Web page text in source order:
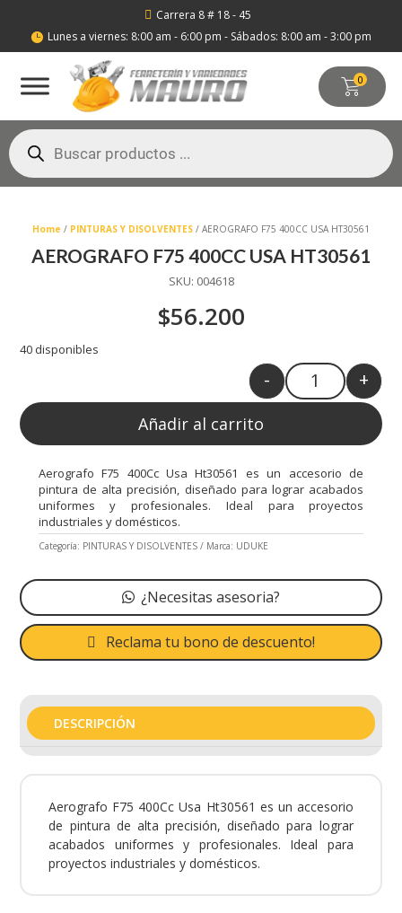
 Carrera 8 # 18 - 45
 Lunes a viernes: 8:00 am - 6:00 pm - Sábados: 8:00 am - 3:00 pm
0
Búsqueda
de
productos
Home / PINTURAS Y DISOLVENTES / AEROGRAFO F75 400CC USA HT30561
AEROGRAFO F75 400CC USA HT30561
SKU: 004618
$56.200
40 disponibles
Quantity
- +
Añadir al carrito
Aerografo F75 400Cc Usa Ht30561 es un accesorio de
pintura de alta precisión, diseñado para lograr acabados
uniformes y profesionales. Ideal para proyectos
industriales y domésticos.
Categoría: PINTURAS Y DISOLVENTES Marca: UDUKE
¿Necesitas asesoria?
Reclama tu bono de descuento!
DESCRIPCIÓN
Aerografo F75 400Cc Usa Ht30561 es un accesorio
de pintura de alta precisión, diseñado para lograr
acabados uniformes y profesionales. Ideal para
proyectos industriales y domésticos.